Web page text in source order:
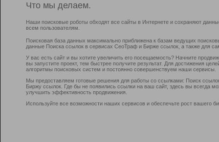
Что мы делаем.
Наши поисковые роботы обходят все сайты в Интернете и сохраняют
всем пользователям.
Поисковая база данных максимально приближена к базам ведущих
данные Поиска ссылок в сервисах СеоТраф и Бирже ссылок, а также для
У вас есть сайт и вы хотите увеличить его посещаемость? Начните
вы запустите проект, тем быстрее получите результат. Для достижения
алгоритмы поисковых систем и постоянно совершенствуем наши сервисы.
Мы предоставляем готовые решения для работы со ссылками: Поиск
Биржу ссылок. Где бы не появились ссылки на ваш сайт, здесь вы всегда
улучшить эффективность продвижения.
Используйте все возможности наших сервисов и обеспечьте рост вашего